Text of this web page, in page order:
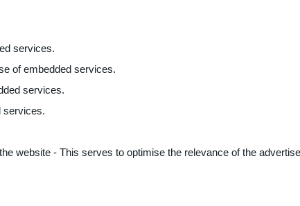
services.
of embedded services.
services.
services.
website - This serves to optimise the relevance of the